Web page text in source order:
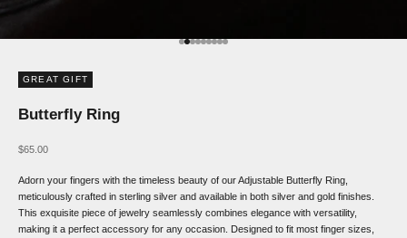
Go to item 1
Go to item 2
Go to item 3
Go to item 4
Go to item 5
Go to item 6
Go to item 7
Go to item 8
Go to item 9
GREAT GIFT
Butterfly Ring
Sale price
$65.00
Adorn your fingers with the timeless beauty of our Adjustable Butterfly Ring,
meticulously crafted in sterling silver and available in both silver and gold finishes.
This exquisite piece of jewelry seamlessly combines elegance with versatility,
making it a perfect accessory for any occasion. Designed to fit most finger sizes,